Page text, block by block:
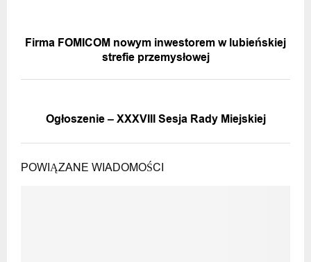
Firma FOMICOM nowym inwestorem w lubieńskiej
strefie przemysłowej
Ogłoszenie – XXXVIII Sesja Rady Miejskiej
POWIĄZANE WIADOMOŚCI